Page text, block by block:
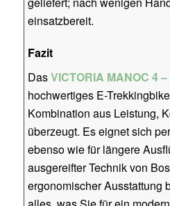
einsatzbereit.
Fazit
DasVICTORIA MANOC 4
hochwertiges E-
Kombination aus Leistung,
überzeugt. Es eignet sich
ebenso wie für längere
ausgereifter Technik von
ergonomischer Ausstattung